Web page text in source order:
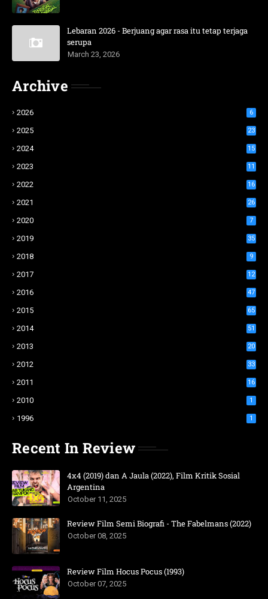
Lebaran 2026 - Berjuang agar rasa itu tetap terjaga
serupa
March 23, 2026
Archive
2026 6
2025 23
2024 15
2023 11
2022 16
2021 26
2020 7
2019 35
2018 9
2017 12
2016 47
2015 65
2014 51
2013 20
2012 33
2011 16
2010 1
1996 1
Recent In Review
4x4 (2019) dan A Jaula (2022), Film Kritik Sosial
Argentina
October 11, 2025
Review Film Semi Biografi - The Fabelmans (2022)
October 08, 2025
Review Film Hocus Pocus (1993)
October 07, 2025